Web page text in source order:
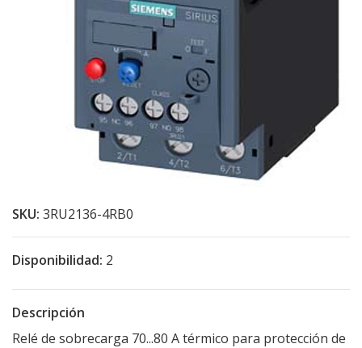
SKU: 3RU2136-4RB0
Disponibilidad: 2
Descripción
Relé de sobrecarga 70...80 A térmico para protección de